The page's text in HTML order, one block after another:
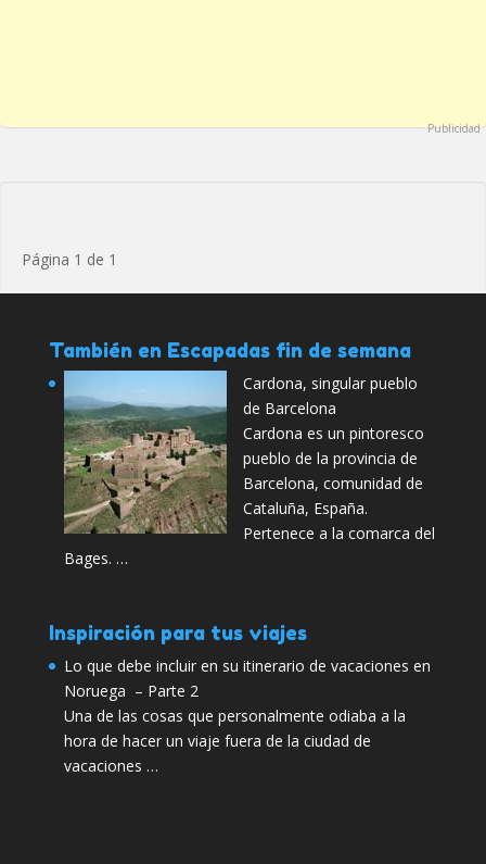
Publicidad
Página 1 de 1
También en Escapadas fin de semana
Cardona, singular pueblo
de Barcelona
Cardona es un pintoresco
pueblo de la provincia de
Barcelona, comunidad de
Cataluña, España.
Pertenece a la comarca del
Bages. …
Inspiración para tus viajes
Lo que debe incluir en su itinerario de vacaciones en
Noruega – Parte 2
Una de las cosas que personalmente odiaba a la
hora de hacer un viaje fuera de la ciudad de
vacaciones …